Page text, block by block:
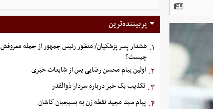
پربیننده‌ترین
۱. هشدار پسر پزشکیان/ منظور رئیس جمهور از جمله معروفش
چیست؟
۲. اولین پیام محسن رضایی پس از شایعات خبری
۳. تکذیب یک خبر درباره سردار ذوالقدر
۴. پیام سید مجید نقطه زن به بسیجیان کاشان